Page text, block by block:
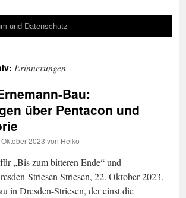
und Datenschutz
Erinnerungen
Bau:
über Pentacon und
2023 von Heiko
„Bis zum bitteren Ende“ und
Striesen Striesen, 22. Oktober 2023.
in Dresden-Striesen, der einst die